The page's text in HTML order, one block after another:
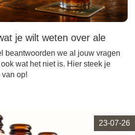
je wilt weten over ale
beantwoorden we al jouw vragen
wat het niet is. Hier steek je
op!
23-07-26